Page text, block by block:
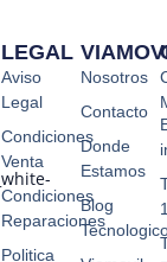
Nosotros
Contacto
Donde
Estamos
Blog
LEGAL
Aviso
Legal
Condiciones
Venta
Condiciones
Reparaciones
Politica